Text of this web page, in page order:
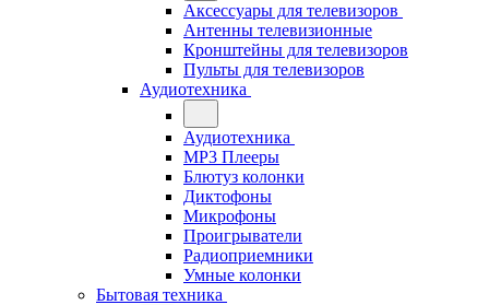
Аксессуары для телевизоров
Антенны телевизионные
Кронштейны для телевизоров
Пульты для телевизоров
Аудиотехника
Аудиотехника
MP3 Плееры
Блютуз колонки
Диктофоны
Микрофоны
Проигрыватели
Радиоприемники
Умные колонки
Бытовая техника